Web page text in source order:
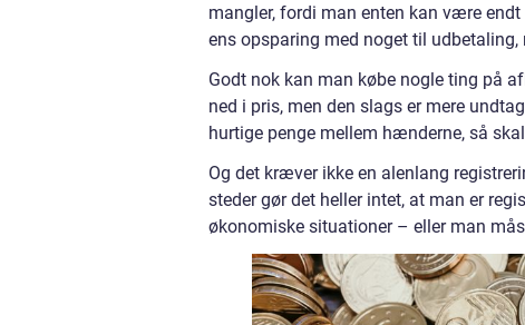
mangler, fordi man enten kan være
ens opsparing med noget til udbetaling,
Godt nok kan man købe nogle ting på
ned i pris, men den slags er mere
hurtige penge mellem hænderne, så
Og det kræver ikke en alenlang
steder gør det heller intet, at man er
økonomiske situationer – eller man